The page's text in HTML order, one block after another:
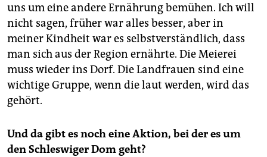
uns um eine andere Ernährung bemühen. Ich will
nicht sagen, früher war alles besser, aber in
meiner Kindheit war es selbstverständlich, dass
man sich aus der Region ernährte. Die Meierei
muss wieder ins Dorf. Die Landfrauen sind eine
wichtige Gruppe, wenn die laut werden, wird das
gehört.
Und da gibt es noch eine Aktion, bei der es um
den Schleswiger Dom geht?